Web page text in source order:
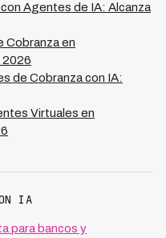
Agentes de IA: Alcanza
Cobranza en
2026
de Cobranza con IA:
Virtuales en
IA
para bancos y